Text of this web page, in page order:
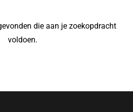
die aan je zoekopdracht
voldoen.